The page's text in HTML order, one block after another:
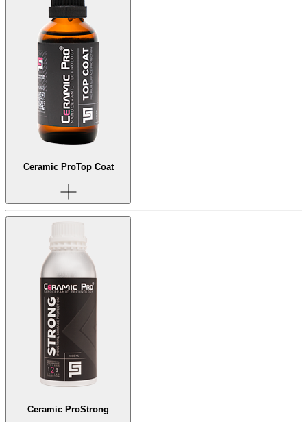
Ceramic ProTop Coat
Ceramic ProStrong